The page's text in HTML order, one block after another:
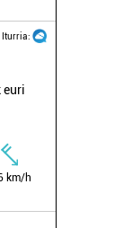
Iturria:
euri
km/h